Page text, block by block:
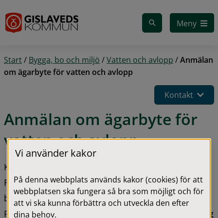
Meny
Start/ Bygga, bo och miljö /Vatten och avlopp /Anmälan
om ägarbyte för vatten och avlopp
Kontakt
Anmälan om ägarbyte för
vatten och avlopp
Kom ihåg att göra flyttanmälan i tid.
Flyttanmälan ska göras samma dag som ägarbytet
börjar gälla.
På så sätt kan vi säkerställa korrekt vattenavläsning
Vi använder kakor
På denna webbplats används kakor (cookies) för att
webbplatsen ska fungera så bra som möjligt och för
att vi ska kunna förbättra och utveckla den efter
dina behov.